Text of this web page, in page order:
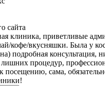
сайта
клиника, приветливые
кофе/вкусняшки. Была у
подробная консультация,
лишних процедур,
посещению, сама,